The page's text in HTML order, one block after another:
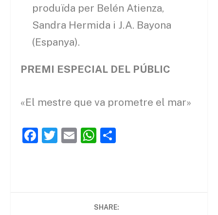
produïda per Belén Atienza,
Sandra Hermida i J.A. Bayona
(Espanya).
PREMI ESPECIAL DEL PÚBLIC
«El mestre que va prometre el mar»
F
b
T
E
W
A ar
SHARE: